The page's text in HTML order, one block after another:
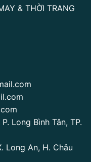
& THỜI TRANG
Long Bình Tân, TP.
Long An, H. Châu